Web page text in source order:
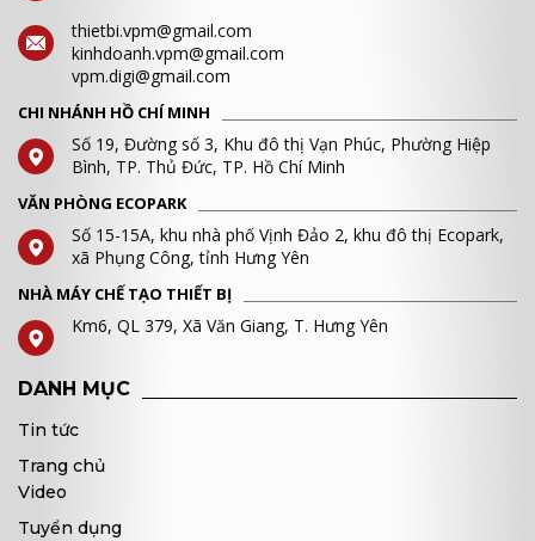
thietbi.vpm@gmail.com
kinhdoanh.vpm@gmail.com
vpm.digi@gmail.com
CHI NHÁNH HỒ CHÍ MINH
Số 19, Đường số 3, Khu đô thị Vạn Phúc, Phường Hiệp
Bình, TP. Thủ Đức, TP. Hồ Chí Minh
VĂN PHÒNG ECOPARK
Số 15-15A, khu nhà phố Vịnh Đảo 2, khu đô thị Ecopark,
xã Phụng Công, tỉnh Hưng Yên
NHÀ MÁY CHẾ TẠO THIẾT BỊ
Km6, QL 379, Xã Văn Giang, T. Hưng Yên
DANH MỤC
Tin tức
Trang chủ
Video
Tuyển dụng